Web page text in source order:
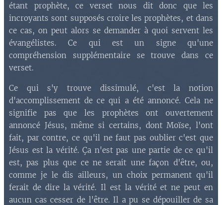
étant prophète, ce verset nous dit donc que les
incroyants sont supposés croire les prophètes, et dans
ce cas, on peut alors se demander à quoi servent les
évangélistes. Ce qui est un signe qu'une
compréhension supplémentaire se trouve dans ce
verset.
Ce qui s'y trouve dissimulé, c'est la notion
d'accomplissement de ce qui a été annoncé. Cela ne
signifie pas que les prophètes ont ouvertement
annoncé Jésus, même si certains, dont Moïse, l'ont
fait, par contre, ce qu'il ne faut pas oublier c'est que
Jésus est la vérité. Ça n'est pas une partie de ce qu'il
est, pas plus que ce ne serait une façon d'être, ou,
comme je le dis ailleurs, un choix permanent qu'il
ferait de dire la vérité. Il est la vérité et ne peut en
aucun cas cesser de l'être. Il a pu se dépouiller de sa